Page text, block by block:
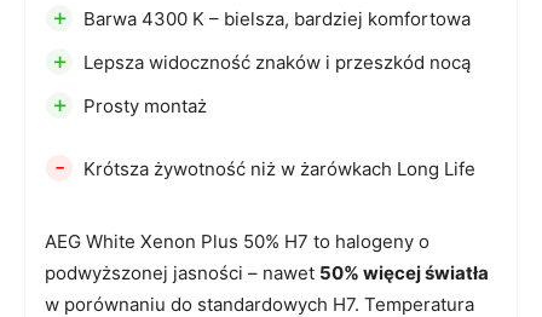
AEG White Xenon Plus 50% H7 to halogeny o
podwyższonej jasności – nawet 50% więcej światła
w porównaniu do standardowych H7. Temperatura
+ Barwa 4300 K – bielsza, bardziej komfortowa
+ Lepsza widoczność znaków i przeszkód nocą
+ Prosty montaż
- Krótsza żywotność niż w żarówkach Long Life